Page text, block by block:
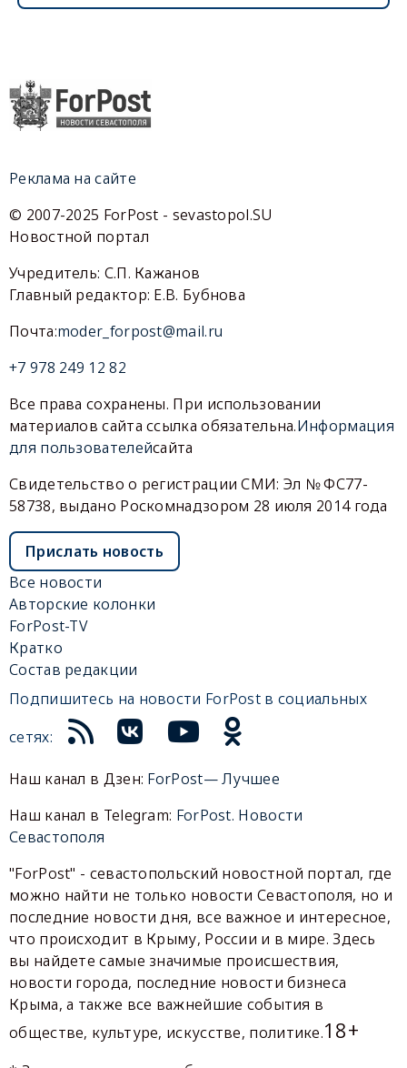
Реклама на сайте
© 2007-2025 ForPost - sevastopol.SU
Новостной портал
Учредитель: С.П. Кажанов
Главный редактор: Е.В. Бубнова
Почта:moder_forpost@mail.ru
+7 978 249 12 82
Все права сохранены. При использовании
материалов сайта ссылка обязательна.Информация
для пользователейсайта
Свидетельство о регистрации СМИ: Эл № ФС77-
58738, выдано Роскомнадзором 28 июля 2014 года
Прислать новость
Все новости
Авторские колонки
ForPost-TV
Кратко
Состав редакции
Подпишитесь на новости ForPost в социальных
сетях:
Наш канал в Дзен: ForPost— Лучшее
Наш канал в Telegram: ForPost. Новости
Севастополя
"ForPost" - севастопольский новостной портал, где
можно найти не только новости Севастополя, но и
последние новости дня, все важное и интересное,
что происходит в Крыму, России и в мире. Здесь
вы найдете самые значимые происшествия,
новости города, последние новости бизнеса
Крыма, а также все важнейшие события в
обществе, культуре, искусстве, политике.18+